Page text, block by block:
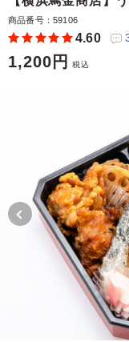
商品番号：59106
4.60
1,200円 税込